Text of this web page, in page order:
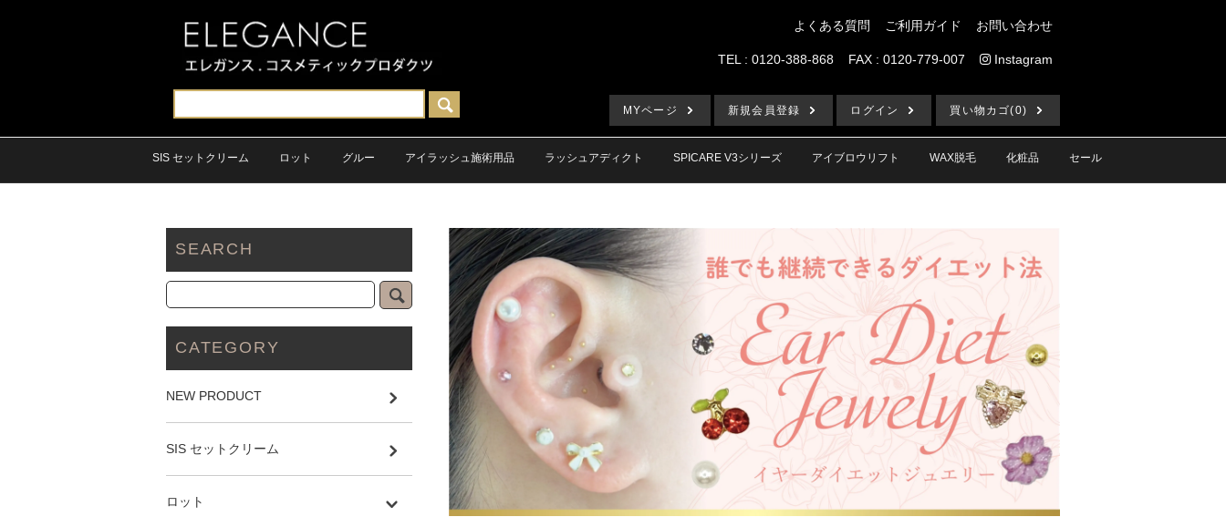
お問い合わせ
ご利用ガイド
よくある質問
Instagram
FAX : 0120-779-007
TEL : 0120-388-868
MYページ 新規会員登録 ログイン 買い物カゴ(0)
SIS セットクリーム ロット グルー アイラッシュ施術用品 ラッシュアディクト SPICARE V3シリーズ アイブロウリフト WAX脱毛 化粧品 セール
SEARCH
CATEGORY
NEW PRODUCT
SIS セットクリーム
ロット